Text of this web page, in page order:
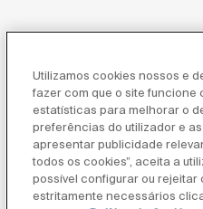
Inspiração
Utilizamos cookies nossos e
fazer com que o site funcione
estatísticas para melhorar o
preferências do utilizador e
apresentar publicidade
todos os cookies”, aceita a
possível configurar ou rejeitar
estritamente necessários